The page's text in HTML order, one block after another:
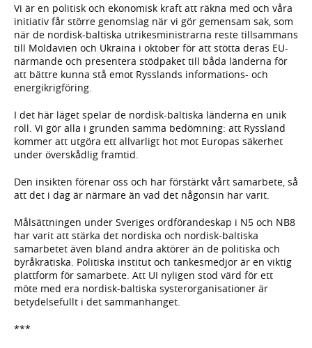
Vi är en politisk och ekonomisk kraft att räkna med och våra
initiativ får större genomslag när vi gör gemensam sak, som
när de nordisk-baltiska utrikesministrarna reste tillsammans
till Moldavien och Ukraina i oktober för att stötta deras EU-
närmande och presentera stödpaket till båda länderna för
att bättre kunna stå emot Rysslands informations- och
energikrigföring.
I det här läget spelar de nordisk-baltiska länderna en unik
roll. Vi gör alla i grunden samma bedömning: att Ryssland
kommer att utgöra ett allvarligt hot mot Europas säkerhet
under överskådlig framtid.
Den insikten förenar oss och har förstärkt vårt samarbete, så
att det i dag är närmare än vad det någonsin har varit.
Målsättningen under Sveriges ordförandeskap i N5 och NB8
har varit att stärka det nordiska och nordisk-baltiska
samarbetet även bland andra aktörer än de politiska och
byråkratiska. Politiska institut och tankesmedjor är en viktig
plattform för samarbete. Att UI nyligen stod värd för ett
möte med era nordisk-baltiska systerorganisationer är
betydelsefullt i det sammanhanget.
***